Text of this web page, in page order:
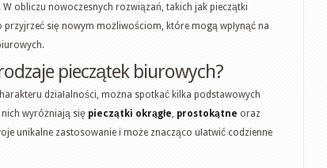
obliczu nowoczesnych rozwiązań, takich jak pieczątki
się nowym możliwościom, które mogą wpłynąć na
pieczątek biurowych?
działalności, można spotkać kilka podstawowych
wyróżniają się pieczątki okrągłe prostokątne oraz
unikalne zastosowanie i może znacząco ułatwić codzienne